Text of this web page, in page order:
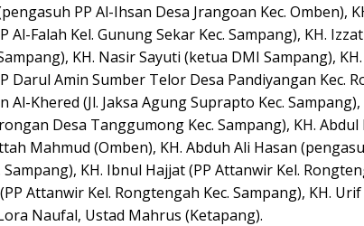
PP Al-Ihsan Desa Jrangoan Kec. Omben),
Al-Falah Kel. Gunung Sekar Kec. Sampang), KH.
KH. Nasir Sayuti (ketua DMI Sampang),
Darul Amin Sumber Telor Desa Pandiyangan Kec.
Al-Khered (Jl. Jaksa Agung Suprapto Kec. Sampang),
Desa Tanggumong Kec. Sampang), KH.
Mahmud (Omben), KH. Abduh Ali Hasan
Sampang), KH. Ibnul Hajjat (PP Attanwir Kel.
Attanwir Kel. Rongtengah Kec. Sampang), KH.
Naufal, Ustad Mahrus (Ketapang).